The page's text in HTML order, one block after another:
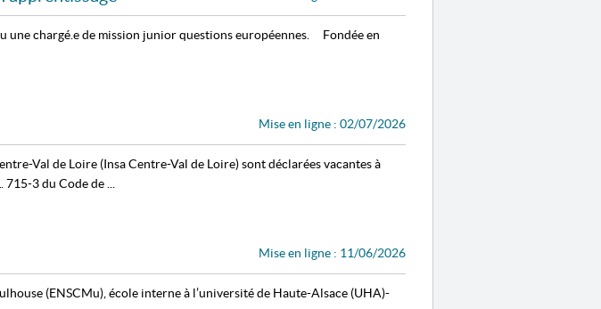
une chargé.e de mission junior questions européennes. Fondée en
Mise en ligne : 02/07/2026
Val de Loire (Insa Centre-Val de Loire) sont déclarées vacantes à
3 du Code de ...
Mise en ligne : 11/06/2026
(ENSCMu), école interne à l’université de Haute-Alsace (UHA)-